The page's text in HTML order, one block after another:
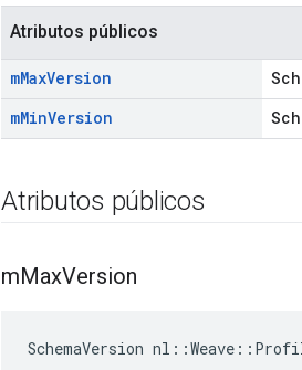
Atributos públicos
mMaxVersion
mMinVersion
Atributos públicos
mMaxVersion
SchemaVersion